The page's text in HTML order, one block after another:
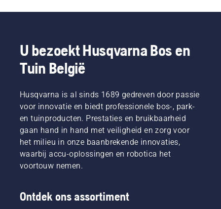
U bezoekt Husqvarna Bos en
Tuin België
Husqvarna is al sinds 1689 gedreven door passie
voor innovatie en biedt professionele bos-, park-
en tuinproducten. Prestaties en bruikbaarheid
gaan hand in hand met veiligheid en zorg voor
het milieu in onze baanbrekende innovaties,
waarbij accu-oplossingen en robotica het
voortouw nemen.
Ontdek ons assortiment